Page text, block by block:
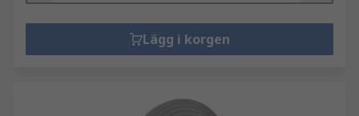
Lägg i korgen